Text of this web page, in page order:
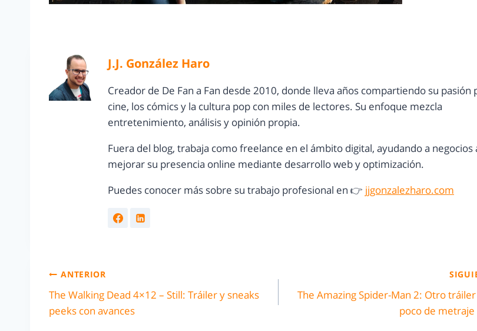
J.J. González Haro
Creador de De Fan a Fan desde 2010, donde lleva años compartiendo su pasión
cine, los cómics y la cultura pop con miles de lectores. Su enfoque mezcla
entretenimiento, análisis y opinión propia.
Fuera del blog, trabaja como freelance en el ámbito digital, ayudando a negocios
mejorar su presencia online mediante desarrollo web y optimización.
Puedes conocer más sobre su trabajo profesional en 👉 jjgonzalezharo.com
ANTERIOR
The Walking Dead 4×12 – Still: Tráiler y sneaks
peeks con avances
The Amazing Spider-Man 2: Otro
poco de